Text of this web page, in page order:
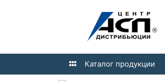
Каталог продукции